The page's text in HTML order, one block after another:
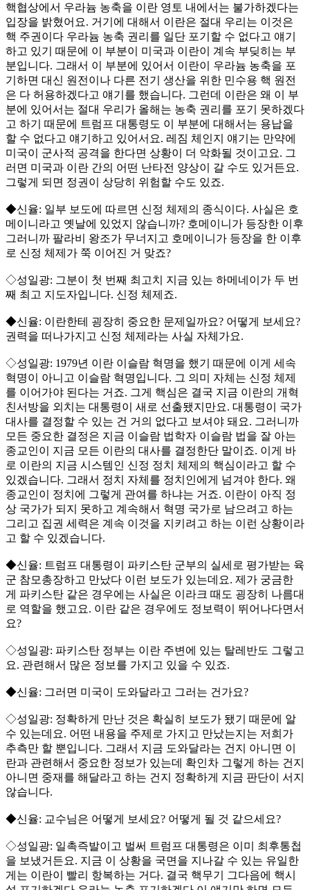
핵협상에서 우라늄 농축을 이란 영토 내에서는 불가하겠다는
입장을 밝혔어요. 거기에 대해서 이란은 절대 우리는 이것은
핵 주권이다 우라늄 농축 권리를 일단 포기할 수 없다고 얘기
하고 있기 때문에 이 부분이 미국과 이란이 계속 부딪히는 부
분입니다. 그래서 이 부분에 있어서 이란이 우라늄 농축을 포
기하면 대신 원전이나 다른 전기 생산을 위한 민수용 핵 원전
은 다 허용하겠다고 얘기를 했습니다. 그런데 이란은 왜 이 부
분에 있어서는 절대 우리가 올해는 농축 권리를 포기 못하겠다
고 하기 때문에 트럼프 대통령도 이 부분에 대해서는 용납을
할 수 없다고 얘기하고 있어서요. 레짐 체인지 얘기는 만약에
미국이 군사적 공격을 한다면 상황이 더 악화될 것이고요. 그
러면 미국과 이란 간의 어떤 난타전 양상이 갈 수도 있거든요.
그렇게 되면 정권이 상당히 위험할 수도 있죠.
◆신율: 일부 보도에 따르면 신정 체제의 종식이다. 사실은 호
메이니라고 옛날에 있었지 않습니까? 호메이니가 등장한 이후
그러니까 팔라비 왕조가 무너지고 호메이니가 등장을 한 이후
로 신정 체제가 쭉 이어진 거 맞죠?
◇성일광: 그분이 첫 번째 최고치 지금 있는 하메네이가 두 번
째 최고 지도자입니다. 신정 체제죠.
◆신율: 이란한테 굉장히 중요한 문제일까요? 어떻게 보세요?
권력을 떠나가지고 신정 체제라는 사실 자체가요.
◇성일광: 1979년 이란 이슬람 혁명을 했기 때문에 이게 세속
혁명이 아니고 이슬람 혁명입니다. 그 의미 자체는 신정 체제
를 이어가야 된다는 거죠. 그게 핵심은 결국 지금 이란의 개혁
친서방을 외치는 대통령이 새로 선출됐지만요. 대통령이 국가
대사를 결정할 수 있는 건 거의 없다고 보셔야 돼요. 그러니까
모든 중요한 결정은 지금 이슬람 법학자 이슬람 법을 잘 아는
종교인이 지금 모든 이란의 대사를 결정한단 말이죠. 이게 바
로 이란의 지금 시스템인 신정 정치 체제의 핵심이라고 할 수
있겠습니다. 그래서 정치 자체를 정치인에게 넘겨야 한다. 왜
종교인이 정치에 그렇게 관여를 하냐는 거죠. 이란이 아직 정
상 국가가 되지 못하고 계속해서 혁명 국가로 남으려고 하는
그리고 집권 세력은 계속 이것을 지키려고 하는 이런 상황이라
고 할 수 있겠습니다.
◆신율: 트럼프 대통령이 파키스탄 군부의 실세로 평가받는 육
군 참모총장하고 만났다 이런 보도가 있는데요. 제가 궁금한
게 파키스탄 같은 경우에는 사실은 이라크 때도 굉장히 나름대
로 역할을 했고요. 이란 같은 경우에도 정보력이 뛰어나다면서
요?
◇성일광: 파키스탄 정부는 이란 주변에 있는 탈레반도 그렇고
요. 관련해서 많은 정보를 가지고 있을 수 있죠.
◆신율: 그러면 미국이 도와달라고 그러는 건가요?
◇성일광: 정확하게 만난 것은 확실히 보도가 됐기 때문에 알
수 있는데요. 어떤 내용을 주제로 가지고 만났는지는 저희가
추측만 할 뿐입니다. 그래서 지금 도와달라는 건지 아니면 이
란과 관련해서 중요한 정보가 있는데 확인차 그렇게 하는 건지
아니면 중재를 해달라고 하는 건지 정확하게 지금 판단이 서지
않습니다.
◆신율: 교수님은 어떻게 보세요? 어떻게 될 것 같으세요?
◇성일광: 일촉즉발이고 벌써 트럼프 대통령은 이미 최후통첩
을 보냈거든요. 지금 이 상황을 국면을 지나갈 수 있는 유일한
게는 이란이 빨리 항복하는 거다. 결국 핵무기 그다음에 핵시